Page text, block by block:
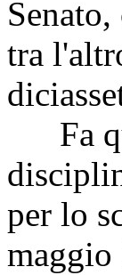
tra
Fa
per lo
maggio